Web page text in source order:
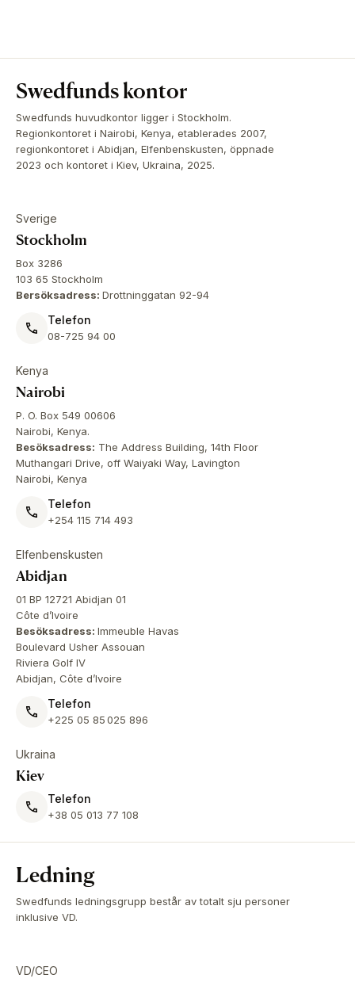
Swedfunds kontor
Swedfunds huvudkontor ligger i Stockholm.
Regionkontoret i Nairobi, Kenya, etablerades 2007,
regionkontoret i Abidjan, Elfenbenskusten, öppnade
2023 och kontoret i Kiev, Ukraina, 2025.
Sverige
Stockholm
Box 3286
103 65 Stockholm
Bersöksadress: Drottninggatan 92-94
Telefon
08-725 94 00
Kenya
Nairobi
P. O. Box 549 00606
Nairobi, Kenya.
Besöksadress: The Address Building, 14th Floor
Muthangari Drive, off Waiyaki Way, Lavington
Nairobi, Kenya
Telefon
+254 115 714 493
Elfenbenskusten
Abidjan
01 BP 12721 Abidjan 01
Côte d’Ivoire
Besöksadress: Immeuble Havas
Boulevard Usher Assouan
Riviera Golf IV
Abidjan, Côte d’Ivoire
Telefon
+225 05 85 025 896
Ukraina
Kiev
Telefon
+38 05 013 77 108
Ledning
Swedfunds ledningsgrupp består av totalt sju personer
inklusive VD.
VD/CEO